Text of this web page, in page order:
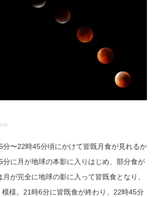
分〜22時45分頃にかけて皆既月食が見れるか
分に月が地球の本影に入りはじめ、部分食が
が完全に地球の影に入って皆既食となり、
模様。21時6分に皆既食が終わり、22時45分